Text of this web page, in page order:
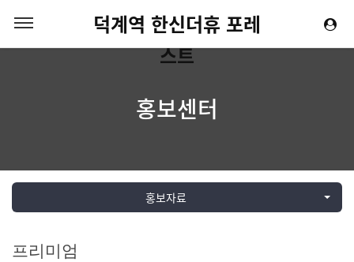
덕계역 한신더휴 포레
스트
홍보센터
홍보자료
프리미엄